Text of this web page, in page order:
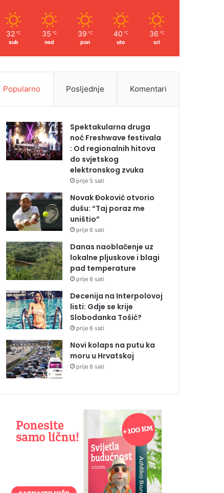
32 ℃
sub
35 ℃
ned
39 ℃
pon
40 ℃
uto
36 ℃
sri
Popularno Posljednje Komentari
Spektakularna druga
noć Freshwave festivala
: Od regionalnih hitova
do svjetskog
elektronskog zvuka
prije 5 sati
Novak Đoković otvorio
dušu: “Taj poraz me
uništio”
prije 6 sati
Danas naoblačenje uz
lokalne pljuskove i blagi
pad temperature
prije 6 sati
Decenija na Interpolovoj
listi: Gdje se krije
Slobodanka Tošić?
prije 6 sati
Novi kolaps na putu ka
moru u Hrvatskoj
prije 6 sati